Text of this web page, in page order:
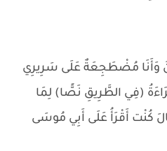
وَأَنَا مُضْطَجِعَةٌ عَلَى سَرِيرِي
(فِي الطَّرِيقِ نَصًّا) لِمَا
كُنْت أَقْرَأُ عَلَى أَبِي مُوسَى